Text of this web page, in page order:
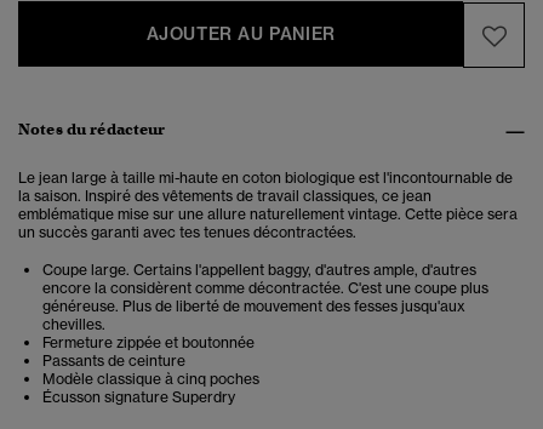
AJOUTER AU PANIER
Notes du rédacteur
Le jean large à taille mi-haute en coton biologique est l'incontournable de
la saison. Inspiré des vêtements de travail classiques, ce jean
emblématique mise sur une allure naturellement vintage. Cette pièce sera
un succès garanti avec tes tenues décontractées.
Coupe large. Certains l'appellent baggy, d'autres ample, d'autres
encore la considèrent comme décontractée. C'est une coupe plus
généreuse. Plus de liberté de mouvement des fesses jusqu'aux
chevilles.
Fermeture zippée et boutonnée
Passants de ceinture
Modèle classique à cinq poches
Écusson signature Superdry